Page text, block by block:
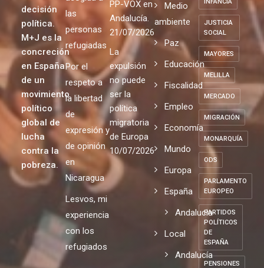
decisión
política.
M+J es la
concreción
en España
de un
movimiento
político
global de
lucha
contra la
pobreza.
las
personas
refugiadas
Por el
respeto a
la libertad
de
expresión y
de opinión
en
Nicaragua
Lesvos, mi
experiencia
con los
refugiados
PP-VOX en
Andalucía.
21/07/2026
La
expulsión
no puede
ser la
política
migratoria
de Europa
10/07/2026
Medio
ambiente
Paz
Educación
Fiscalidad
Empleo
Economía
Mundo
Europa
España
Andalucia
Local
Andalucía
JUSTICIA
SOCIAL
MAYORES
MELILLA
MERCADO
MIGRACIÓN
MONARQUÍA
ODS
PARLAMENTO
EUROPEO
PARTIDOS
POLÍTICOS
DE
ESPAÑA
PENSIONES